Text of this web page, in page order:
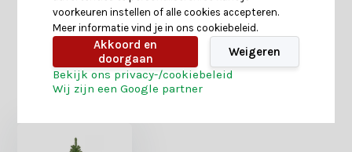
Heb je nog interesse in deze recent bekeken
producten?
voorkeuren instellen of alle cookies accepteren.
Meer informatie vind je in ons cookiebeleid.
Akkoord en
doorgaan
Weigeren
Bekijk ons privacy-/cookiebeleid
Wij zijn een Google partner